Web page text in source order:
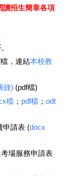
讀招生簡章各項
。
，連結本校教
錄) (pdf檔)
檔； pdf檔； odt
申請表 (docx
場服務申請表